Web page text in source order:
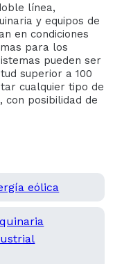
línea,
y equipos de
en condiciones
para los
pueden ser
superior a 100
cualquier tipo de
posibilidad de
eólica